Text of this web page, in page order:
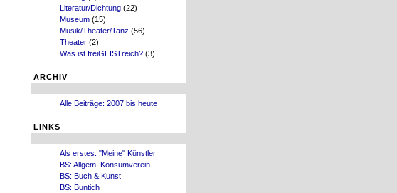
Literatur/Dichtung (22)
Museum (15)
Musik/Theater/Tanz (56)
Theater (2)
Was ist freiGEISTreich? (3)
ARCHIV
Alle Beiträge: 2007 bis heute
LINKS
Als erstes: "Meine" Künstler
BS: Allgem. Konsumverein
BS: Buch & Kunst
BS: Buntich